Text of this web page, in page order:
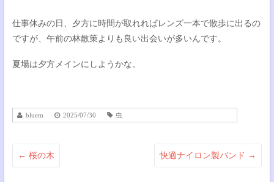
仕事休みの日、夕方に時間が取れればレンズ一本で散歩に出るの
ですが、午前の林散策よりも良い出会いが多いんです。
夏場は夕方メインにしようかな。
bluem 2025/07/30 虫
← 桜の木 快適ナイロン製バンド →